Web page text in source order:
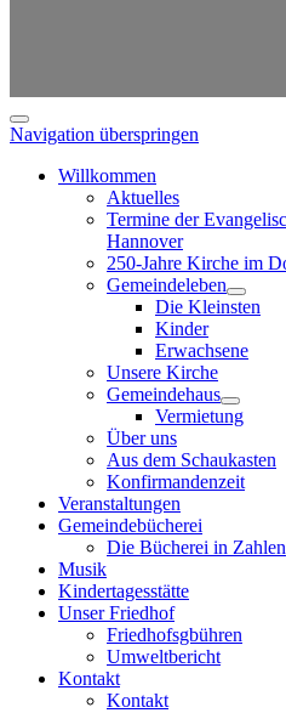
Navigation überspringen
Willkommen
Aktuelles
Termine der
Hannover
250-Jahre Kirche im
Gemeindeleben
Die Kleinsten
Kinder
Erwachsene
Unsere Kirche
Gemeindehaus
Vermietung
Über uns
Aus dem Schaukasten
Konfirmandenzeit
Veranstaltungen
Gemeindebücherei
Die Bücherei in Zahlen
Musik
Kindertagesstätte
Unser Friedhof
Friedhofsgbühren
Umweltbericht
Kontakt
Kontakt